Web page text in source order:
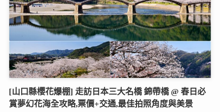
[山口縣櫻花爆棚] 走訪日本三大名橋 錦帶橋 @ 春日必
賞夢幻花海全攻略,票價+交通,最佳拍照角度與美景